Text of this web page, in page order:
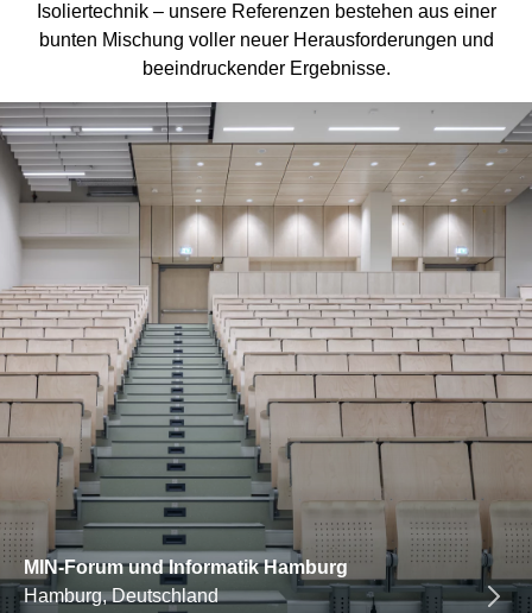
Isoliertechnik – unsere Referenzen bestehen aus einer
bunten Mischung voller neuer Herausforderungen und
beeindruckender Ergebnisse.
MIN-Forum und Informatik Hamburg
Hamburg, Deutschland